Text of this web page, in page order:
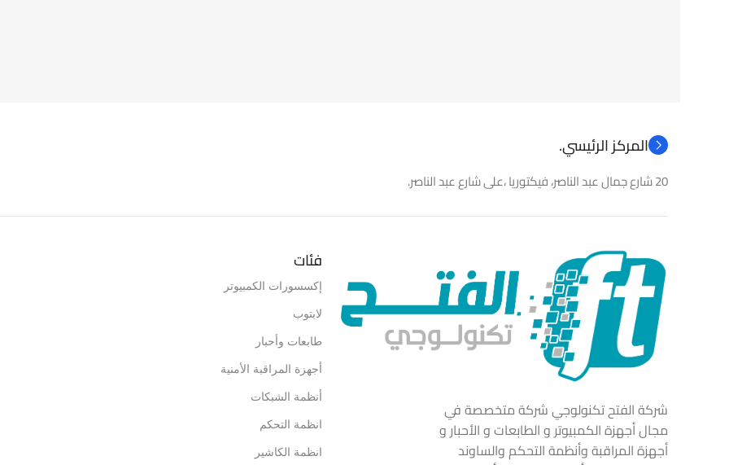
المركز الرئيسي.
20 شارع جمال عبد الناصر، فيكتوريا ،على شارع عبد الناصر.
شركة الفتح تكنولوجي شركة متخصصة في
مجال أجهزة الكمبيوتر و الطابعات و الأحبار و
أجهزة المراقبة وأنظمة التحكم والساوند
فئات
إكسسورات الكمبيوتر
لابتوب
طابعات وأحبار
أجهزة المراقبة الأمنية
أنظمة الشبكات
انظمة التحكم
انظمة الكاشير